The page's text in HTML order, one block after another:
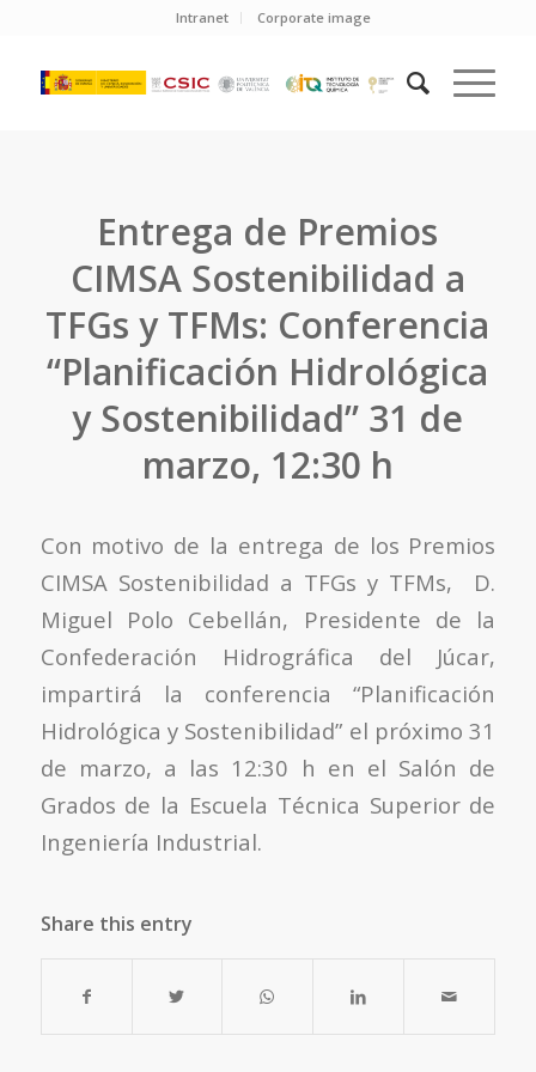
Intranet Corporate image
Entrega de Premios
CIMSA Sostenibilidad a
TFGs y TFMs: Conferencia
“Planificación Hidrológica
y Sostenibilidad” 31 de
marzo, 12:30 h
Con motivo de la entrega de los Premios
CIMSA Sostenibilidad a TFGs y TFMs, D.
Miguel Polo Cebellán, Presidente de la
Confederación Hidrográfica del Júcar,
impartirá la conferencia “Planificación
Hidrológica y Sostenibilidad” el próximo 31
de marzo, a las 12:30 h en el Salón de
Grados de la Escuela Técnica Superior de
Ingeniería Industrial.
Share this entry